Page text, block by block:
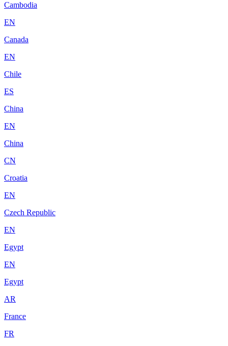
Cambodia
EN
Canada
EN
Chile
ES
China
EN
China
CN
Croatia
EN
Czech Republic
EN
Egypt
EN
Egypt
AR
France
FR